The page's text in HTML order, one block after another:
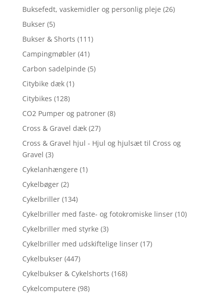
Buksefedt, vaskemidler og personlig pleje (26)
Bukser (5)
Bukser & Shorts (111)
Campingmøbler (41)
Carbon sadelpinde (5)
Citybike dæk (1)
Citybikes (128)
CO2 Pumper og patroner (8)
Cross & Gravel dæk (27)
Cross & Gravel hjul - Hjul og hjulsæt til Cross og
Gravel (3)
Cykelanhængere (1)
Cykelbøger (2)
Cykelbriller (134)
Cykelbriller med faste- og fotokromiske linser (10)
Cykelbriller med styrke (3)
Cykelbriller med udskiftelige linser (17)
Cykelbukser (447)
Cykelbukser & Cykelshorts (168)
Cykelcomputere (98)